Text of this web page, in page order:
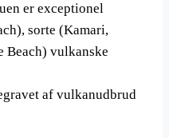
er exceptionel
sorte (Kamari,
Beach) vulkanske
af vulkanudbrud